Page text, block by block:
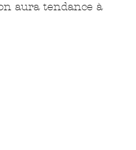
aura tendance à